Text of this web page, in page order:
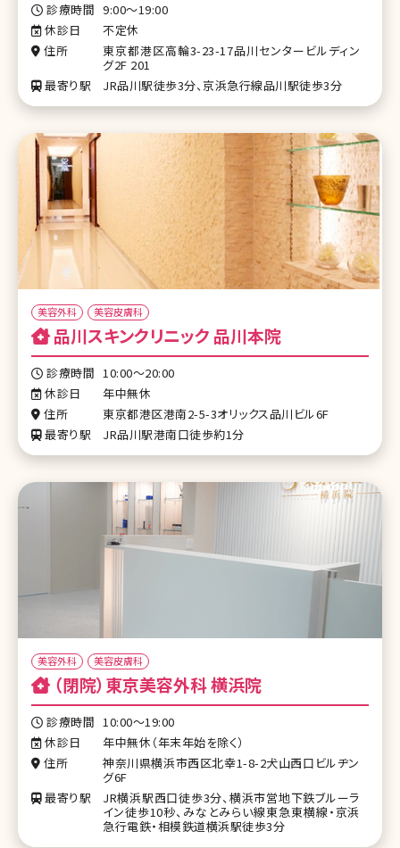
診療時間 9:00～19:00
休診日
不定休
住所
東京都港区高輪3-23-17品川センタービルディン
グ2F 201
最寄り駅
JR品川駅徒歩3分、京浜急行線品川駅徒歩3分
美容外科 美容皮膚科
品川スキンクリニック 品川本院
診療時間 10:00～20:00
休診日
年中無休
住所
東京都港区港南2-5-3オリックス品川ビル6F
最寄り駅
JR品川駅港南口徒歩約1分
美容外科 美容皮膚科
（閉院）東京美容外科 横浜院
診療時間 10:00～19:00
休診日
年中無休（年末年始を除く）
住所
神奈川県横浜市西区北幸1-8-2犬山西口ビルヂン
グ6F
最寄り駅
JR横浜駅西口徒歩3分、横浜市営地下鉄ブルーラ
イン徒歩10秒、みなとみらい線東急東横線・京浜
急行電鉄・相模鉄道横浜駅徒歩3分